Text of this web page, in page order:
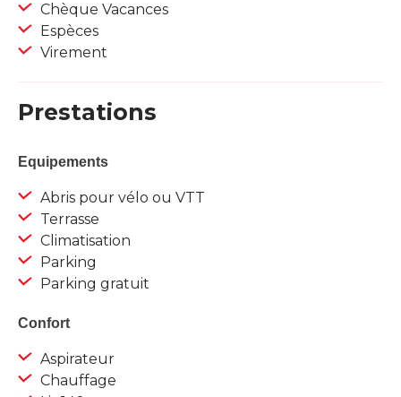
Chèque Vacances
Espèces
Virement
Prestations
Equipements
Abris pour vélo ou VTT
Terrasse
Climatisation
Parking
Parking gratuit
Confort
Aspirateur
Chauffage